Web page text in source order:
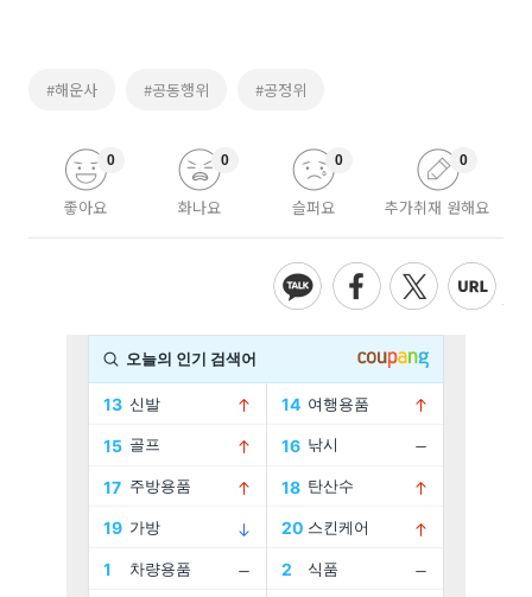
#해운사 #공동행위 #공정위
좋아요
0
화나요
0
슬퍼요
0
추가취재 원해요
0